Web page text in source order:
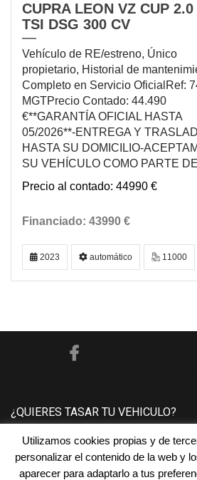
CUPRA LEON VZ CUP 2.0
TSI DSG 300 CV
Vehículo de RE/estreno, Único
propietario, Historial de
Completo en Servicio OficialRef:
MGTPrecio Contado: 44.490
€**GARANTÍA OFICIAL HASTA
05/2026**-ENTREGA Y
HASTA SU DOMICILIO-
SU VEHÍCULO COMO PARTE
44990 €
43990 €
2023 automático 11000
¿QUIERES TASAR TU VEHICULO?
Póngase en contacto con nosotros y
vehículo sin ningún compromiso.
Utilizamos cookies propias y de
personalizar el contenido de la web y
aparecer para adaptarlo a tus